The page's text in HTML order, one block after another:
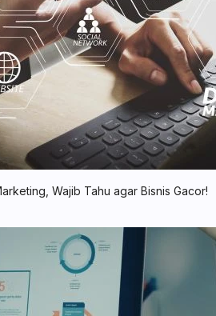
Wajib Tahu agar Bisnis Gacor!